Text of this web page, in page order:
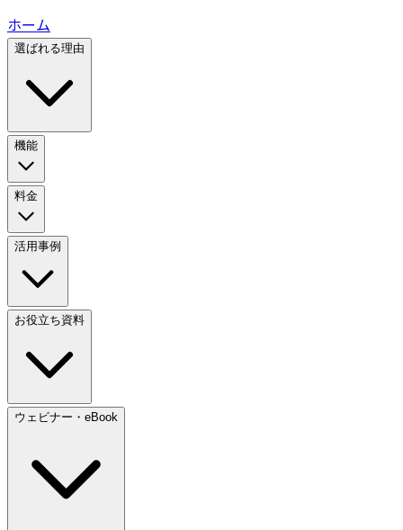
ホーム
選ばれる理由
機能
料金
活用事例
お役立ち資料
ウェビナー・eBook